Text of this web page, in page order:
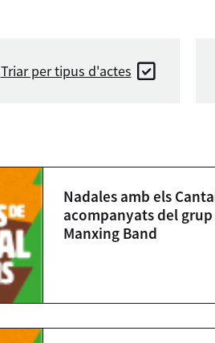
Triar per tipus d'actes
Nadales amb els
acompanyats del grup
Manxing Band